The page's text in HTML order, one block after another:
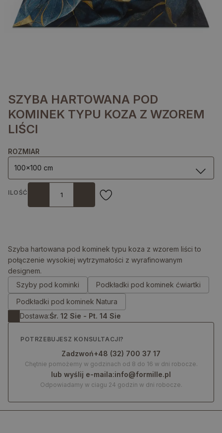
SZYBA HARTOWANA POD
KOMINEK TYPU KOZA Z WZOREM
LIŚCI
ROZMIAR
100x100 cm
ILOŚĆ
0.00zł
Szyba hartowana pod kominek typu koza z wzorem liści to
połączenie wysokiej wytrzymałości z wyrafinowanym
designem.
Szyby pod kominki
Podkładki pod kominek ćwiartki
Podkładki pod kominek Natura
Dostawa:Śr. 12 Sie - Pt. 14 Sie
POTRZEBUJESZ KONSULTACJI?
Zadzwoń+48 (32) 700 37 17
Chętnie pomożemy w godzinach od 8 do 16 w dni robocze.
lub wyślij e-maila:info@formille.pl
Odpowiadamy w ciagu 24 godzin w dni robocze.